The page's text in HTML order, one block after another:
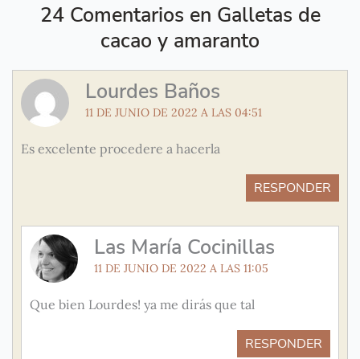
24 Comentarios en Galletas de
cacao y amaranto
Lourdes Baños
11 DE JUNIO DE 2022 A LAS 04:51
Es excelente procedere a hacerla
RESPONDER
Las María Cocinillas
11 DE JUNIO DE 2022 A LAS 11:05
Que bien Lourdes! ya me dirás que tal
RESPONDER